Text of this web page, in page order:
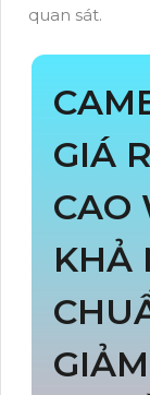
quan sát.
GIÁ
CAO
KHẢ